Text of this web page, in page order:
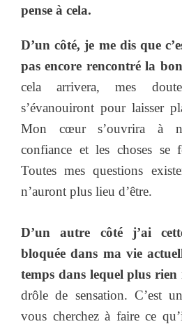
pense à cela.
D’un côté, je me dis que
pas encore rencontré la
cela arrivera, mes
s’évanouiront pour laisser
Mon cœur s’ouvrira à
confiance et les choses se
Toutes mes questions
n’auront plus lieu d’être.
D’un autre côté j’ai
bloquée dans ma vie
temps dans lequel plus rien
drôle de sensation. C’est
vous cherchez à faire ce